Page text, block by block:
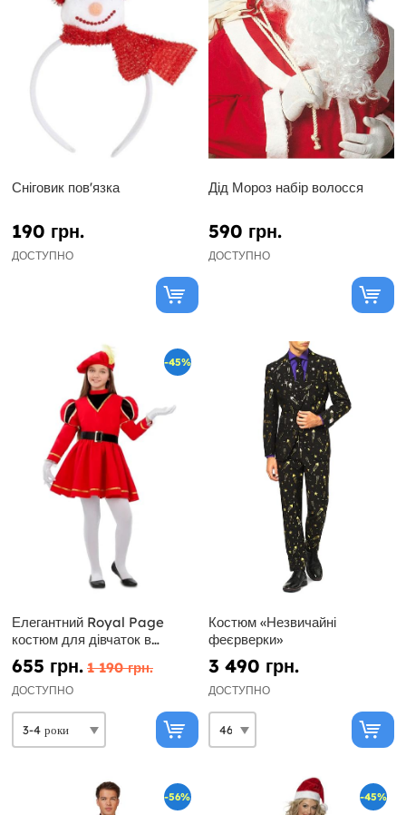
Сніговик пов'язка
190 грн.
ДОСТУПНО
Дід Мороз набір волосся
590 грн.
ДОСТУПНО
-45%
Елегантний Royal Page
костюм для дівчаток в
червоному
655 грн. 1 190 грн.
ДОСТУПНО
Костюм «Незвичайні
феєрверки»
3 490 грн.
ДОСТУПНО
-56% -45%